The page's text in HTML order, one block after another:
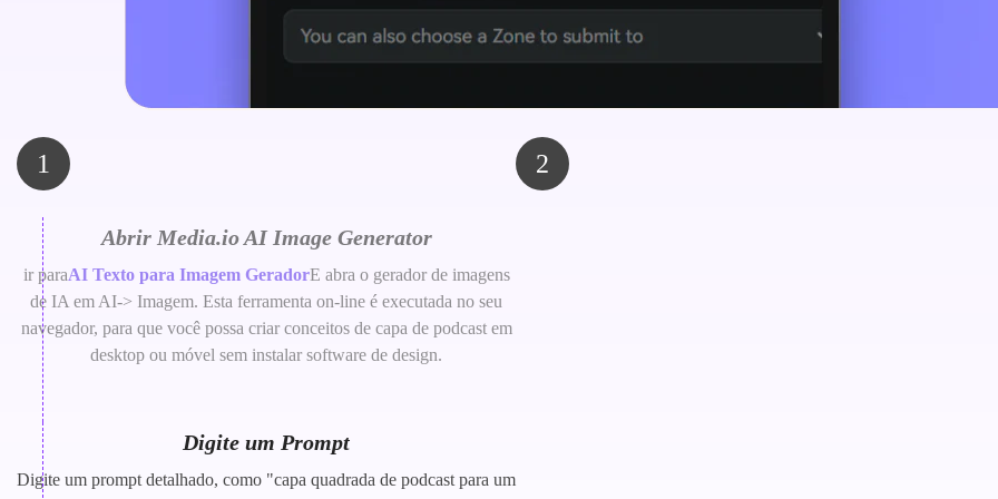
1 2
Abrir Media.io AI Image Generator
ir paraAI Texto para Imagem GeradorE abra o gerador de imagens
de IA em AI-> Imagem. Esta ferramenta on-line é executada no seu
navegador, para que você possa criar conceitos de capa de podcast em
desktop ou móvel sem instalar software de design.
Digite um Prompt
Digite um prompt detalhado, como "capa quadrada de podcast para um